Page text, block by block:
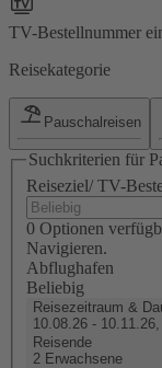
TV-Bestellnummer
Reisekategorie
Pauschalreisen
Suchkriterien für
Reiseziel/ TV-
0 Optionen
Navigieren.
Abflughafen
Beliebig
Reisezeitraum &
10.08.26 -
Reisende
2 Erwachsene